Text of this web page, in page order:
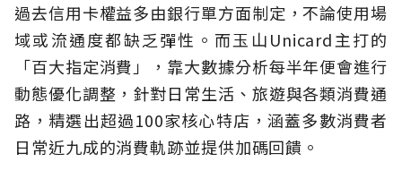
過去信用卡權益多由銀行單方面制定，不論使用場
域或流通度都缺乏彈性。而玉山Unicard主打的
「百大指定消費」，靠大數據分析每半年便會進行
動態優化調整，針對日常生活、旅遊與各類消費通
路，精選出超過100家核心特店，涵蓋多數消費者
日常近九成的消費軌跡並提供加碼回饋。